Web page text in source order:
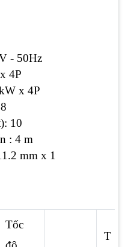
- 50Hz
4P
x 4P
10
: 4 m
mm x 1
Tốc
T